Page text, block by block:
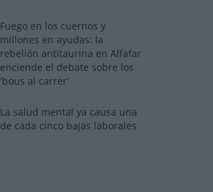
Fuego en los cuernos y
millones en ayudas: la
rebelión antitaurina en Alfafar
enciende el debate sobre los
'bous al carrer'
La salud mental ya causa una
de cada cinco bajas laborales